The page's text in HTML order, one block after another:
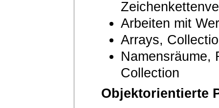
Arbeiten mit
Arrays,
Namensräume,
Collection
Objektorientierte